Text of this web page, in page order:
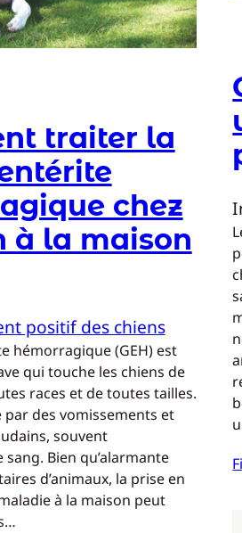
traiter la
chez
à la maison
positif des chiens
hémorragique (GEH) est
qui touche les chiens de
races et de toutes tailles.
par des vomissements et
souvent
Bien qu’alarmante
d’animaux, la prise en
à la maison peut